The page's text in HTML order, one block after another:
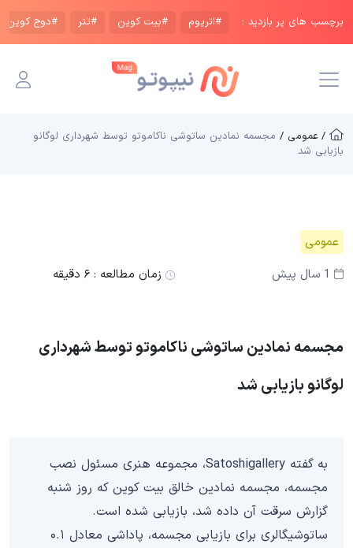
برچسب های پر بازدید : #اتریوم #بیت کوین #تتر #دوج کوین
/ عمومی / مجسمه نمادین ساتوشی ناکاموتو توسط شهرداری لوگانو
بازیابی شد
عمومی
1 سال پیش
زمان مطالعه : ۶ دقیقه
مجسمه نمادین ساتوشی ناکاموتو توسط شهرداری
لوگانو بازیابی شد
به گفته Satoshigallery، مجموعه هنری مسئول نصب
مجسمه، مجسمه نمادین خالق بیت کوین که روز شنبه
گزارش سرقت آن داده شد، بازیابی شده است.
ساتوشیگالری برای بازیابی مجسمه، پاداشی معادل ۰.۱